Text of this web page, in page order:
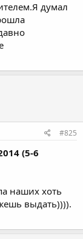
думал
#825
(5-6
наших хоть
выдать)))).